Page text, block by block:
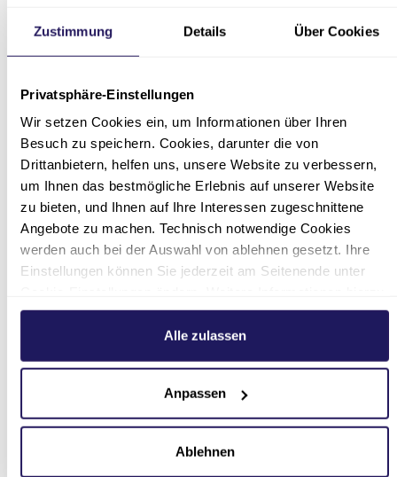
Zustimmung Details Über Cookies
Privatsphäre-Einstellungen
Wir setzen Cookies ein, um Informationen über Ihren
Besuch zu speichern. Cookies, darunter die von
Drittanbietern, helfen uns, unsere Website zu verbessern,
um Ihnen das bestmögliche Erlebnis auf unserer Website
zu bieten, und Ihnen auf Ihre Interessen zugeschnittene
Angebote zu machen. Technisch notwendige Cookies
werden auch bei der Auswahl von ablehnen gesetzt. Ihre
Einstellungen können Sie jederzeit am Seitenende unter
finden Sie in unsererDatenschutzerklärung.
Alle zulassen
Anpassen
Ablehnen
Ansprechpartner*innen